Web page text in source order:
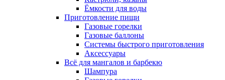
Ёмкости для воды
Приготовление пищи
Газовые горелки
Газовые баллоны
Системы быстрого приготовления
Аксессуары
Всё для мангалов и барбекю
Шампура